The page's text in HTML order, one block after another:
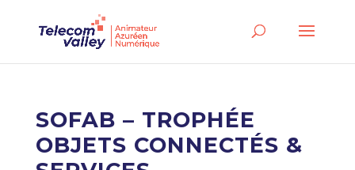
SOFAB – TROPHÉE
OBJETS CONNECTÉS &